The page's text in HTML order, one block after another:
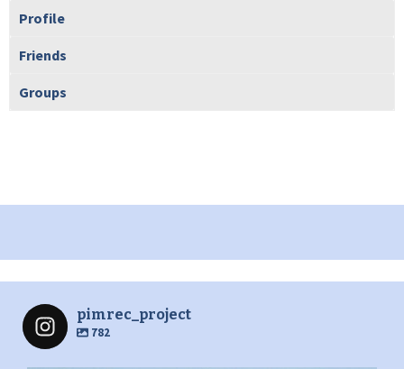
Profile
Friends
Groups
pimrec_project
782